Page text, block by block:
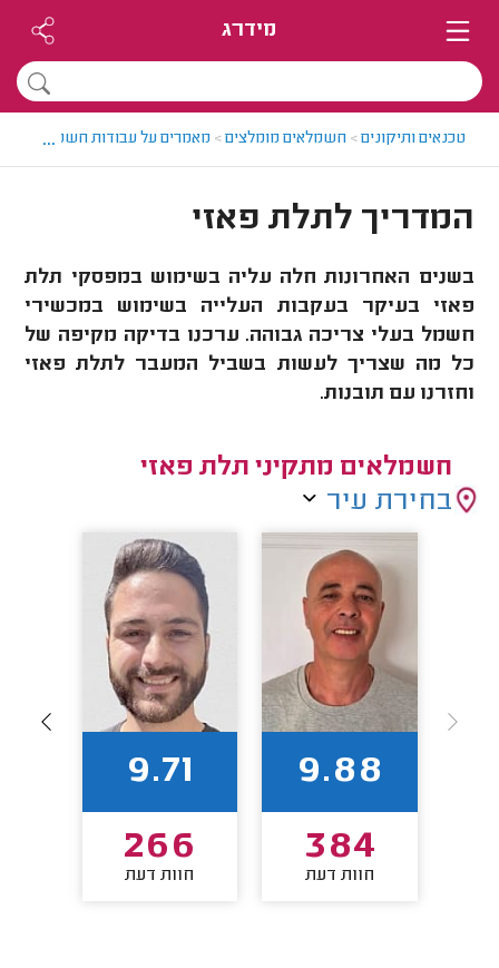
מידרג
טכנאים ותיקונים> חשמלאים מומלצים> מאמרים על עבודות חשמל...
המדריך לתלת פאזי
בשנים האחרונות חלה עליה בשימוש במפסקי תלת
פאזי בעיקר בעקבות העלייה בשימוש במכשירי
חשמל בעלי צריכה גבוהה. ערכנו בדיקה מקיפה של
כל מה שצריך לעשות בשביל המעבר לתלת פאזי
וחזרנו עם תובנות.
חשמלאים מתקיני תלת פאזי
בחירת עיר
9.88
384
חוות דעת
9.71
266
חוות דעת